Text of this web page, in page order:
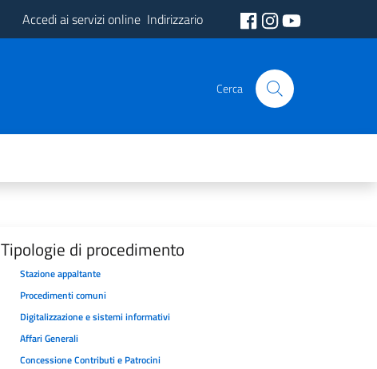
Accedi ai servizi online Indirizzario
Cerca
Tipologie di procedimento
Stazione appaltante
Procedimenti comuni
Digitalizzazione e sistemi informativi
Affari Generali
Concessione Contributi e Patrocini